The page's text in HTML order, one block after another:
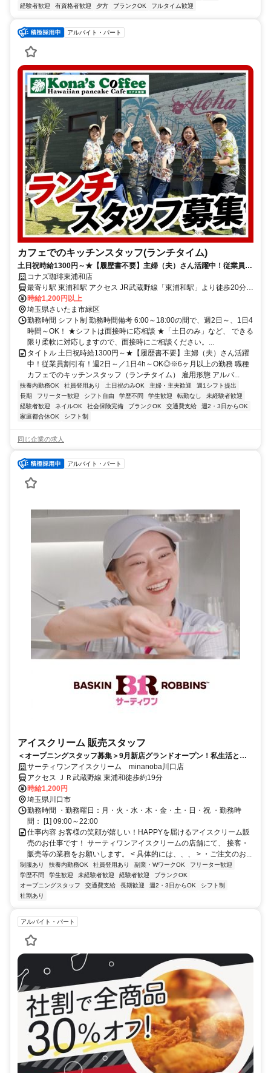
経験者歓迎 有資格者歓迎 夕方 ブランクOK フルタイム歓迎
アルバイト・パート
カフェでのキッチンスタッフ(ランチタイム)
土日祝時給1300円～★【履歴書不要】主婦（夫）さん活躍中！従業員割
引有！週2日～／1日4h～OK◎※6ヶ月以上の勤務
コナズ珈琲東浦和店
最寄り駅 東浦和駅 アクセス JR武蔵野線「東浦和駅」より徒歩20分
★自転車通勤も可！（駐輪場料金は自己負担、店にある場合は利用
可）
時給1,200円以上
埼玉県さいたま市緑区
勤務時間 シフト制 勤務時間備考 6:00～18:00の間で、週2日～、1日4
時間～OK！ ★シフトは面接時に応相談 ★「土日のみ」など、 できる
限り柔軟に対応しますので、面接時にご相談ください。...
タイトル 土日祝時給1300円～★【履歴書不要】主婦（夫）さん活躍
中！従業員割引有！週2日～／1日4h～OK◎※6ヶ月以上の勤務 職種
カフェでのキッチンスタッフ（ランチタイム） 雇用形態 アルバ...
扶養内勤務OK 社員登用あり 土日祝のみOK 主婦・主夫歓迎
週1シフト提出
長期
フリーター歓迎 シフト自由 学歴不問 学生歓迎 転勤なし
未経験者歓迎
経験者歓迎
ネイルOK 社会保険完備 ブランクOK 交通費支給
週2・3日からOK
家庭都合休OK
シフト制
同じ企業の求人
アルバイト・パート
アイスクリーム 販売スタッフ
＜オープニングスタッフ募集＞9月新店グランドオープン！私生活と両
立／ 時間・曜日応相談／お休みの調整可
サーティワンアイスクリーム minanoba川口店
アクセス ＪＲ武蔵野線 東浦和徒歩約19分
時給1,200円
埼玉県川口市
勤務時間 ・勤務曜日：月・火・水・木・金・土・日・祝 ・勤務時
間： [1] 09:00～22:00
仕事内容 お客様の笑顔が嬉しい！HAPPYを届けるアイスクリーム販
売のお仕事です！ サーティワンアイスクリームの店舗にて、 接客・
販売等の業務をお願いします。 < 具体的には、、、 > ・ご注文のお...
制服あり 扶養内勤務OK 社員登用あり 副業・WワークOK
フリーター歓迎
学歴不問
学生歓迎 未経験者歓迎 経験者歓迎
ブランクOK
オープニングスタッフ
交通費支給 長期歓迎 週2・3日からOK
シフト制
社割あり
アルバイト・パート